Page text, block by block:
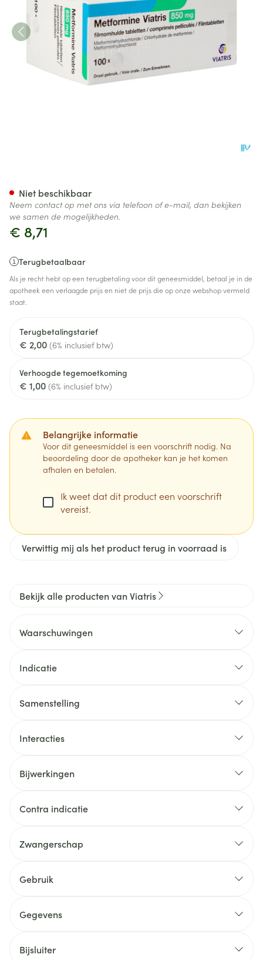
€ 8,71
Terugbetaalbaar
Als je recht hebt op een terugbetaling voor dit geneesmiddel, betaal je in de
apotheek een verlaagde prijs en niet de prijs die op onze webshop vermeld
staat.
Terugbetalingstarief
€ 2,00 (6% inclusief btw)
Verhoogde tegemoetkoming
€ 1,00 (6% inclusief btw)
Belangrijke informatie
Voor dit geneesmiddel is een voorschrift nodig. Na
beoordeling door de apotheker kan je het komen
afhalen en betalen.
Ik weet dat dit product een voorschrift
vereist.
Verwittig mij als het product terug in voorraad is
Niet beschikbaar
Neem contact op met ons via telefoon of e-mail, dan bekijken
we samen de mogelijkheden.
Bekijk alle producten van Viatris
Waarschuwingen
Indicatie
Samenstelling
Interacties
Bijwerkingen
Contra indicatie
Zwangerschap
Gebruik
Gegevens
Bijsluiter